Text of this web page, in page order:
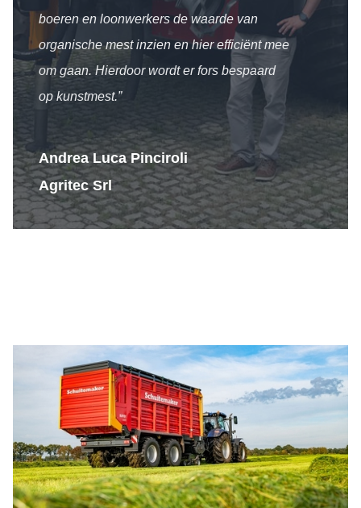
boeren en loonwerkers de waarde van
organische mest inzien en hier efficiënt mee
om gaan. Hierdoor wordt er fors bespaard
op kunstmest.”
Andrea Luca Pinciroli
Agritec Srl